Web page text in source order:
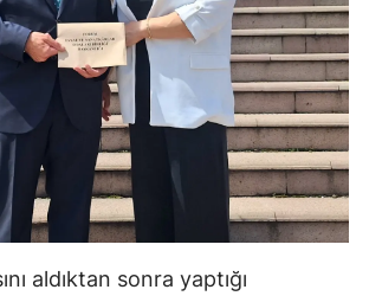
Kırşehir
Kocaeli
Konya
Kütahya
Malatya
Manisa
aldıktan sonra yaptığı